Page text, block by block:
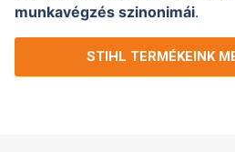
munkavégzés szinonimái.
STIHL TERMÉKEINK